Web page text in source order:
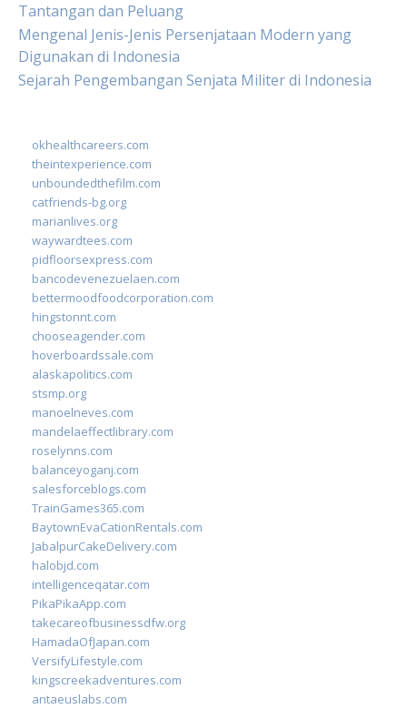
Tantangan dan Peluang
Mengenal Jenis-Jenis Persenjataan Modern yang
Digunakan di Indonesia
Sejarah Pengembangan Senjata Militer di Indonesia
okhealthcareers.com
theintexperience.com
unboundedthefilm.com
catfriends-bg.org
marianlives.org
waywardtees.com
pidfloorsexpress.com
bancodevenezuelaen.com
bettermoodfoodcorporation.com
hingstonnt.com
chooseagender.com
hoverboardssale.com
alaskapolitics.com
stsmp.org
manoelneves.com
mandelaeffectlibrary.com
roselynns.com
balanceyoganj.com
salesforceblogs.com
TrainGames365.com
BaytownEvaCationRentals.com
JabalpurCakeDelivery.com
halobjd.com
intelligenceqatar.com
PikaPikaApp.com
takecareofbusinessdfw.org
HamadaOfJapan.com
VersifyLifestyle.com
kingscreekadventures.com
antaeuslabs.com